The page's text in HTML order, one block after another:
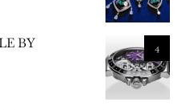
4
BY